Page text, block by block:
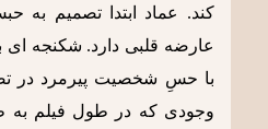
کند. عماد ابتدا تصمیم به
عارضه قلبی دارد. شکنجه ای
با حسِ شخصیت پیرمرد در
وجودی که در طول فیلم به